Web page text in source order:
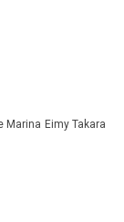
Marina Eimy Takara